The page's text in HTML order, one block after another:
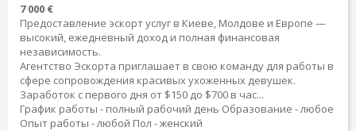
7 000 €
Предоставление эскорт услуг в Киеве, Молдове и Европе —
высокий, ежедневный доход и полная финансовая
независимость.
Агентство Эскорта приглашает в свою команду для работы в
сфере сопровождения красивых ухоженных девушек.
Заработок с первого дня от $150 до $700 в час...
График работы - полный рабочий день Образование - любое
Опыт работы - любой Пол - женский